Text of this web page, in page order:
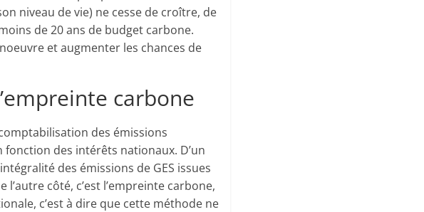
niveau de vie) ne cesse de croître, de
de 20 ans de budget carbone.
et augmenter les chances de
carbone
des émissions
des intérêts nationaux. D’un
des émissions de GES issues
côté, c’est l’empreinte carbone,
c’est à dire que cette méthode ne